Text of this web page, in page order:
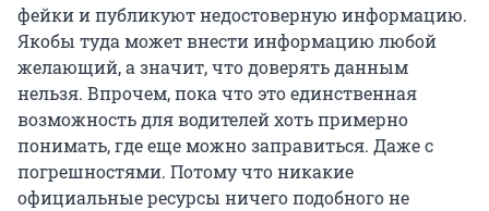
фейки и публикуют недостоверную информацию.
Якобы туда может внести информацию любой
желающий, а значит, что доверять данным
нельзя. Впрочем, пока что это единственная
возможность для водителей хоть примерно
понимать, где еще можно заправиться. Даже с
погрешностями. Потому что никакие
официальные ресурсы ничего подобного не